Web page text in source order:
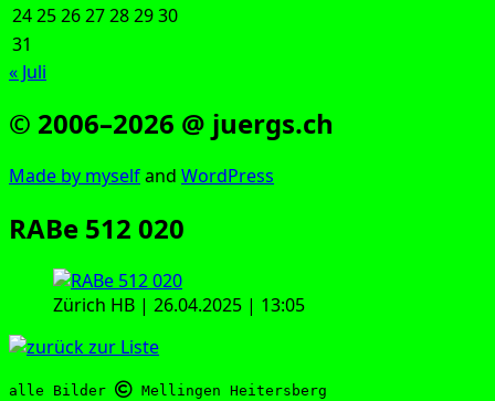
24252627282930
31
« Juli
© 2006–2026 @ juergs.ch
Made by mys­elfand Word­Press
RABe 512 020
Zürich HB | 26.04.2025 | 13:05
alle Bilder Mellingen Heitersberg